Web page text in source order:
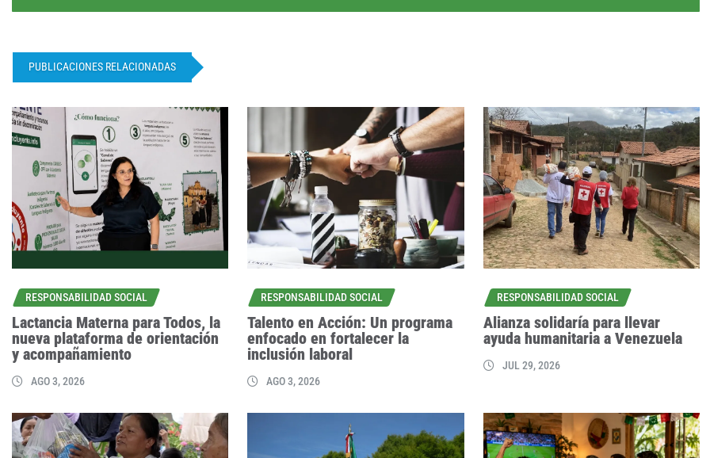
PUBLICACIONES RELACIONADAS
RESPONSABILIDAD SOCIAL
Lactancia Materna para Todos, la
nueva plataforma de orientación
y acompañamiento
AGO 3, 2026
RESPONSABILIDAD SOCIAL
Talento en Acción: Un programa
enfocado en fortalecer la
inclusión laboral
AGO 3, 2026
RESPONSABILIDAD SOCIAL
Alianza solidaría para llevar
ayuda humanitaria a Venezuela
JUL 29, 2026